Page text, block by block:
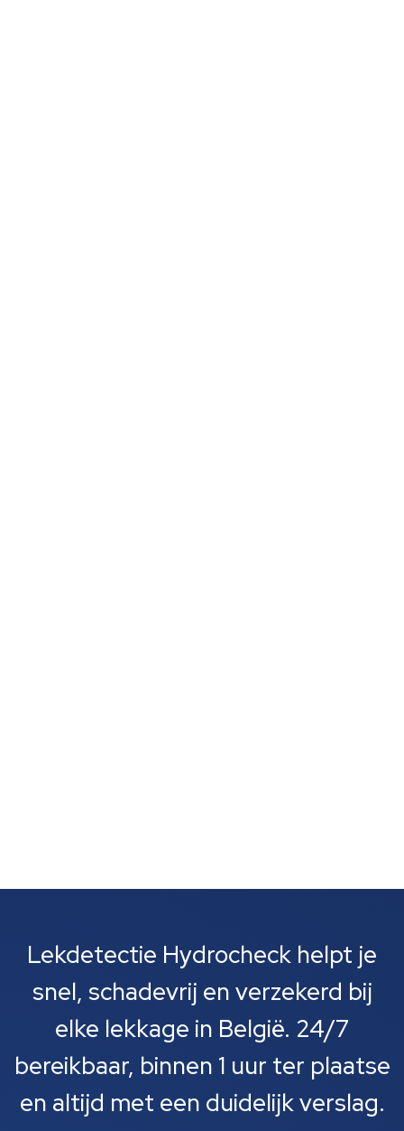
Lekdetectie Hydrocheck helpt je
snel, schadevrij en verzekerd bij
elke lekkage in België. 24/7
bereikbaar, binnen 1 uur ter plaatse
en altijd met een duidelijk verslag.